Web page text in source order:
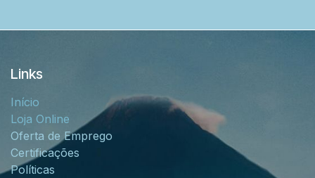
Links
Início
Loja Online
Oferta de Emprego
Certificações
Políticas